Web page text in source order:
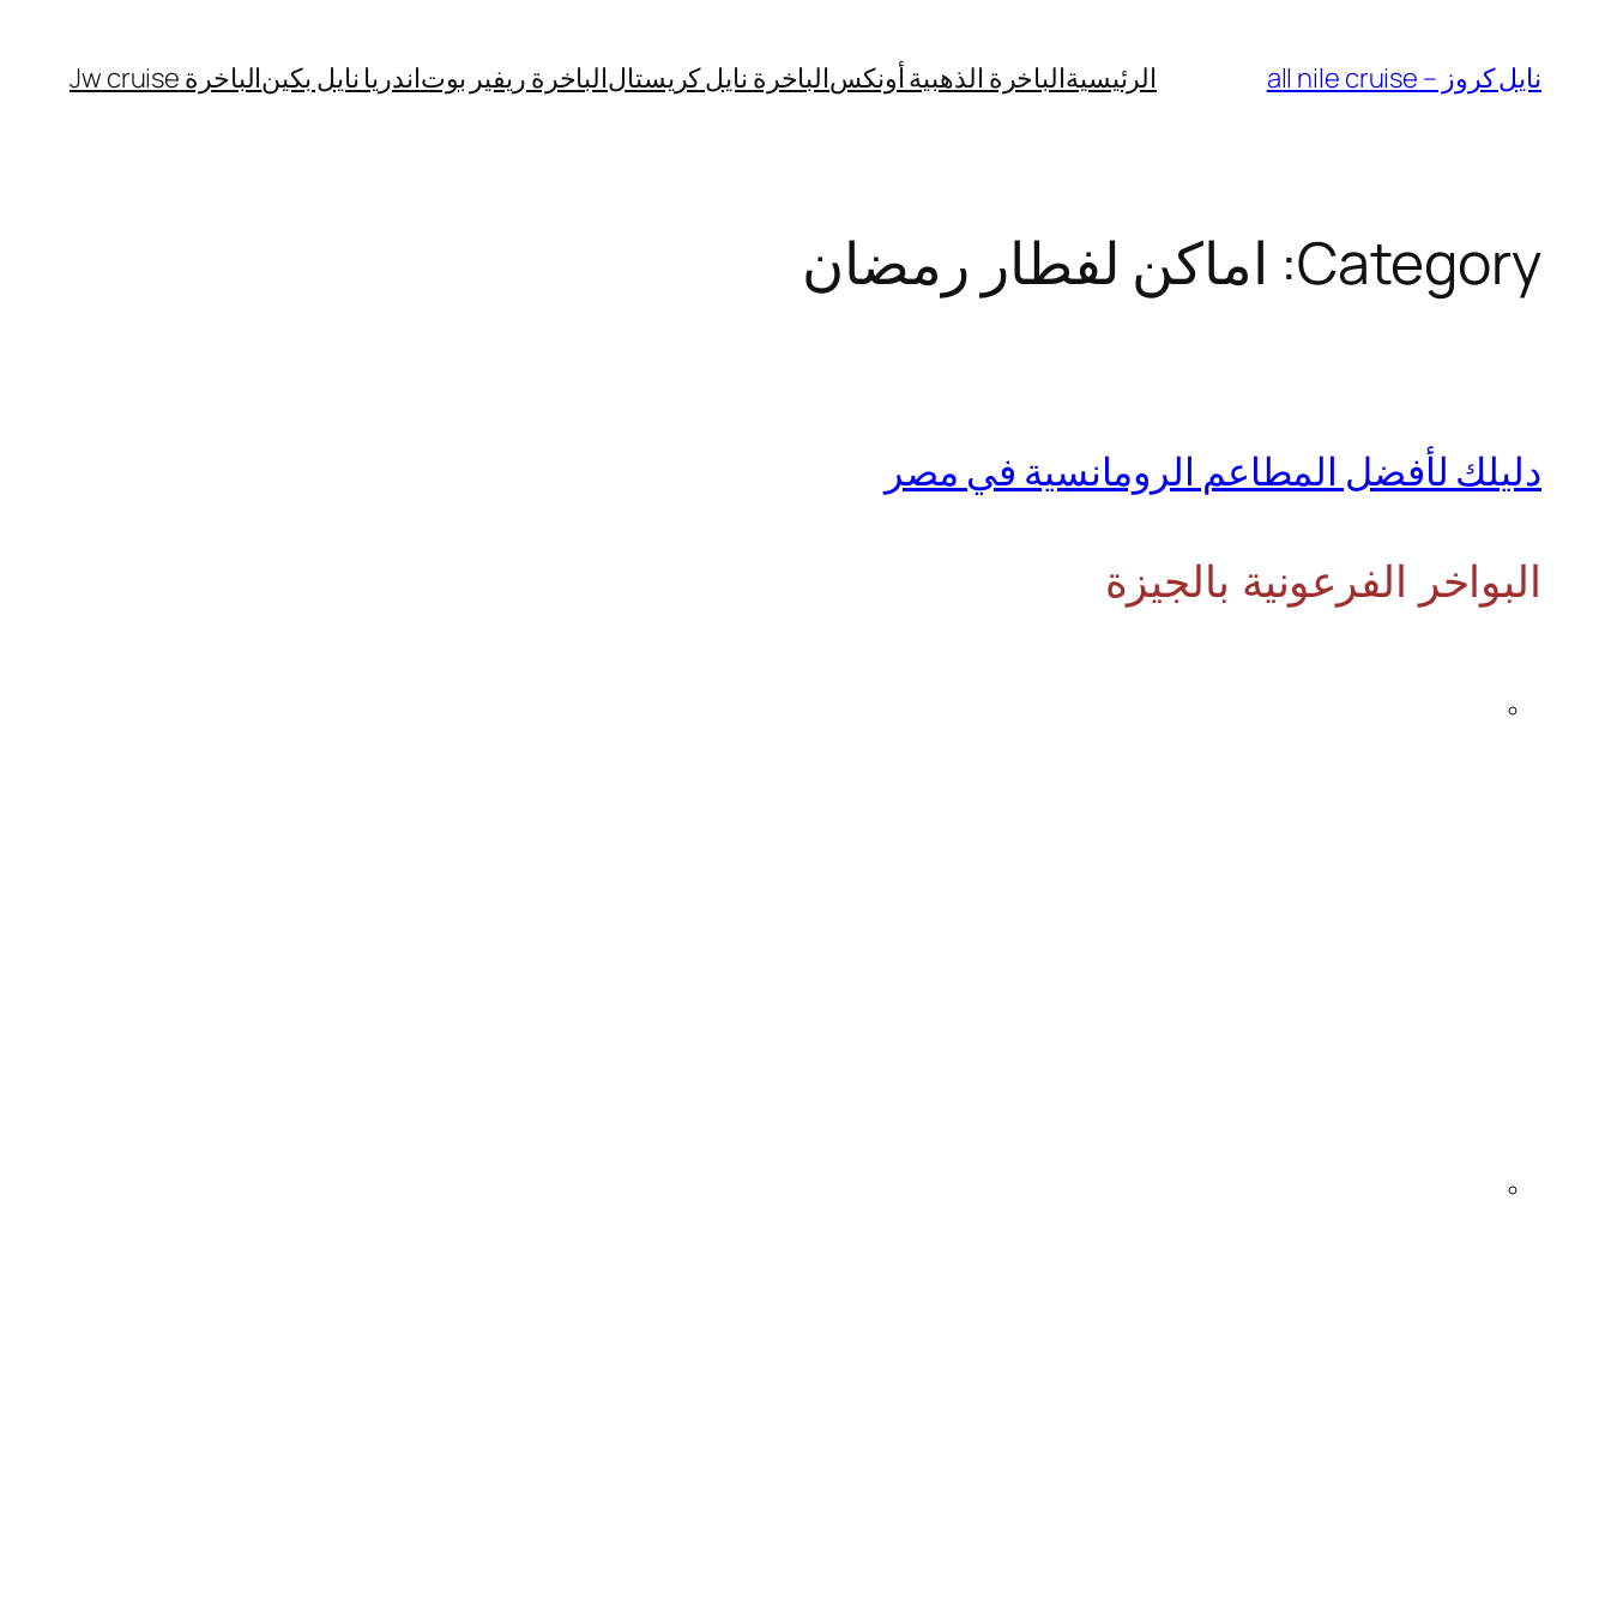
content
نايل كروز – all nile cruise الرئيسيةالباخرة الذهبية أونكسالباخرة نايل كريستالالباخرة ريفير بوتاندريا نايل بكينالباخرة Jw cruise
Category: اماكن لفطار رمضان
دليلك لأفضل المطاعم الرومانسية في مصر
البواخر الفرعونية بالجيزة